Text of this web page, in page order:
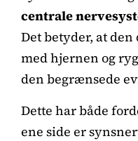
centrale
Det betyder, at
med hjernen og
den begrænsede
Dette har både
ene side er